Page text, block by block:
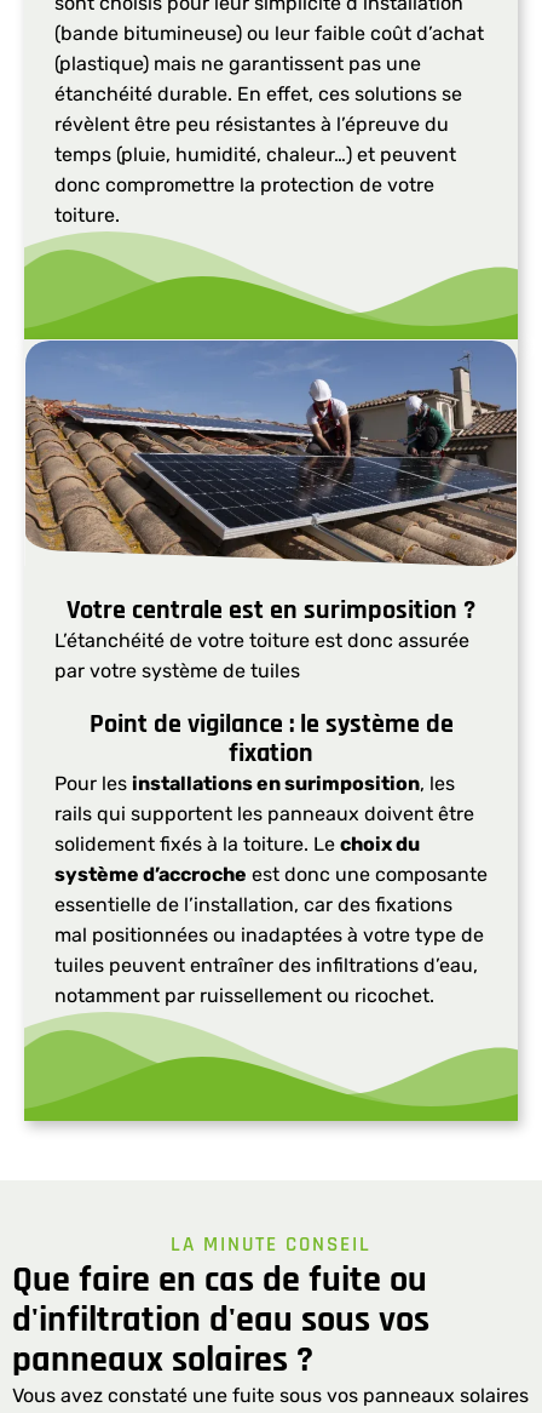
(bande bitumineuse) ou leur faible coût d’achat
(plastique) mais ne garantissent pas une
étanchéité durable. En effet, ces solutions se
révèlent être peu résistantes à l’épreuve du
temps (pluie, humidité, chaleur…) et peuvent
donc compromettre la protection de votre
toiture.
Votre centrale est en surimposition ?
L’étanchéité de votre toiture est donc assurée
par votre système de tuiles
Point de vigilance : le système de
fixation​
Pour les installations en surimposition, les
rails qui supportent les panneaux doivent être
solidement fixés à la toiture. Le choix du
système d’accroche est donc une composante
essentielle de l’installation, car des fixations
mal positionnées ou inadaptées à votre type de
tuiles peuvent entraîner des infiltrations d’eau,
notamment par ruissellement ou ricochet.
LA MINUTE CONSEIL
Que faire en cas de fuite ou
d'infiltration d'eau sous vos
panneaux solaires ?
Vous avez constaté une fuite sous vos panneaux solaires